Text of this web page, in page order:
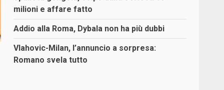
milioni e affare fatto
Addio alla Roma, Dybala non ha più dubbi
Vlahovic-Milan, l’annuncio a sorpresa:
Romano svela tutto